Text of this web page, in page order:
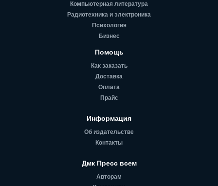
Компьютерная литература
Радиотехника и электроника
Психология
Бизнес
Помощь
Как заказать
Доставка
Оплата
Прайс
Информация
Об издательстве
Контакты
Дмк Пресс всем
Авторам